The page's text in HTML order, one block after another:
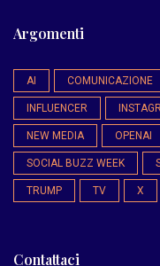
Argomenti
AI COMUNICAZIONE
INFLUENCER
NEW MEDIA OPENAI
SOCIAL BUZZ WEEK
TRUMP TV X
Contattaci